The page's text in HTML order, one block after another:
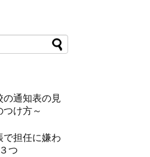
の通知表の見
け方～
で担任に嫌わ
つ